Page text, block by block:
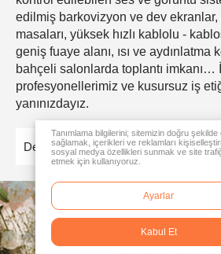
edilmiş barkovizyon ve dev ekranlar,
masaları, yüksek hızlı kablolu -
geniş fuaye alanı, ısı ve aydınlatma
bahçeli salonlarda toplantı imkanı…
profesyonellerimiz ve kusursuz iş
yanınızdayız.
Detaylar
Tanımlama bilgilerini; sitemizin doğru şekilde
sağlamak, içerikleri ve reklamları
sosyal medya özellikleri sunmak ve site
etmek için kullanıyoruz.
Ayarlar
Kabul Et